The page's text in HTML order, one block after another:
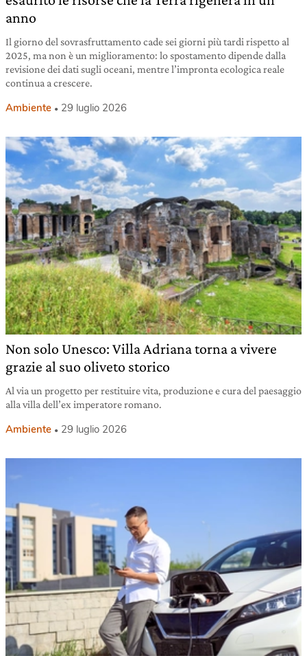
anno
Il giorno del sovrasfruttamento cade sei giorni più tardi rispetto al
2025, ma non è un miglioramento: lo spostamento dipende dalla
revisione dei dati sugli oceani, mentre l’impronta ecologica reale
continua a crescere.
Ambiente 29 luglio 2026
Non solo Unesco: Villa Adriana torna a vivere
grazie al suo oliveto storico
Al via un progetto per restituire vita, produzione e cura del paesaggio
alla villa dell’ex imperatore romano.
Ambiente 29 luglio 2026